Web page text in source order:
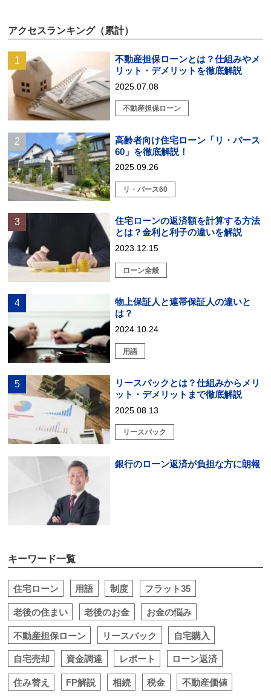
アクセスランキング（累計）
不動産担保ローンとは？仕組みやメ
リット・デメリットを徹底解説
2025.07.08
不動産担保ローン
高齢者向け住宅ローン「リ・バース
60」を徹底解説！
2025.09.26
リ・バース60
住宅ローンの返済額を計算する方法
とは？金利と利子の違いを解説
2023.12.15
ローン全般
物上保証人と連帯保証人の違いと
は？
2024.10.24
用語
リースバックとは？仕組みからメリ
ット・デメリットまで徹底解説
2025.08.13
リースバック
銀行のローン返済が負担な方に朗報
キーワード一覧
住宅ローン 用語 制度 フラット35
老後の住まい 老後のお金 お金の悩み
不動産担保ローン リースバック 自宅購入
自宅売却 資金調達 レポート ローン返済
住み替え FP解説 相続 税金 不動産価値